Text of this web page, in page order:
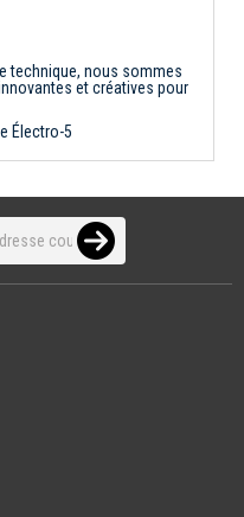
technique, nous sommes
et créatives pour
Électro-5